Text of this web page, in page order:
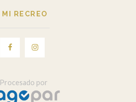
MI RECREO
Procesado por